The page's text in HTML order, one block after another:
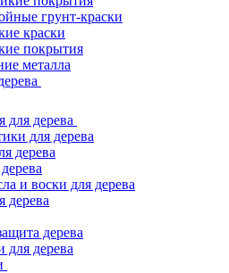
грунт-краски
краски
покрытия
металла
для дерева
для дерева
дерева
и воски для дерева
дерева
дерева
для дерева